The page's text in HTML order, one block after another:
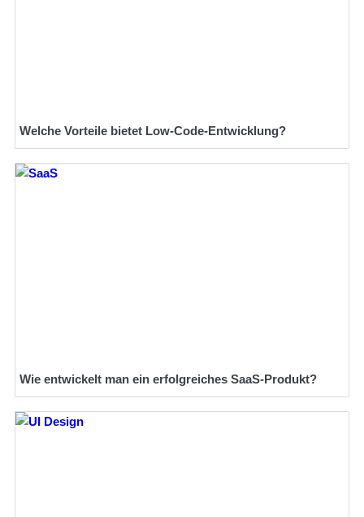
Welche Vorteile bietet Low-Code-Entwicklung?
Wie entwickelt man ein erfolgreiches SaaS-Produkt?